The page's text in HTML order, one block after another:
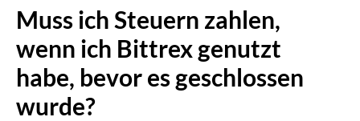
Muss ich Steuern zahlen,
wenn ich Bittrex genutzt
habe, bevor es geschlossen
wurde?